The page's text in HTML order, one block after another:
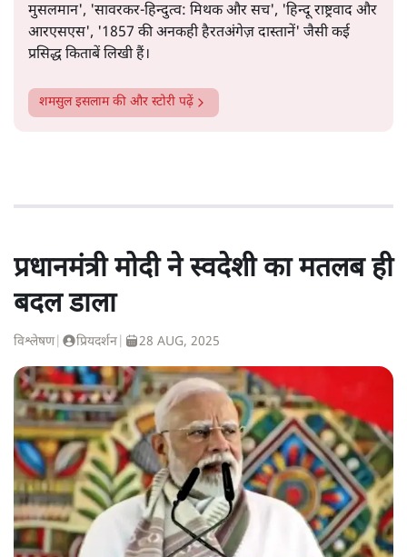
मुसलमान', 'सावरकर-हिन्दुत्व: मिथक और सच', 'हिन्दू राष्ट्रवाद और
आरएसएस', '1857 की अनकही हैरतअंगेज़ दास्तानें' जैसी कई
प्रसिद्ध किताबें लिखी हैं।
शमसुल इसलामकी और स्टोरी पढ़ें
प्रधानमंत्री मोदी ने स्वदेशी का मतलब ही
बदल डाला
विश्लेषण| प्रियदर्शन 28 AUG, 2025